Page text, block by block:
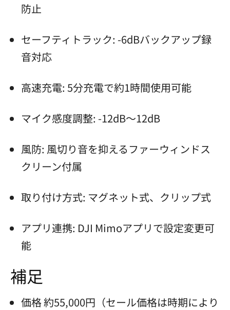
防止
セーフティトラック: -6dBバックアップ録
音対応
高速充電: 5分充電で約1時間使用可能
マイク感度調整: -12dB～12dB
風防: 風切り音を抑えるファーウィンドス
クリーン付属
取り付け方式: マグネット式、クリップ式
アプリ連携: DJI Mimoアプリで設定変更可
能
補足
価格 約55,000円（セール価格は時期により